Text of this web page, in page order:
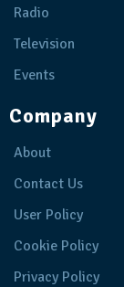
Radio
Television
Events
Company
About
Contact Us
User Policy
Cookie Policy
Privacy Policy